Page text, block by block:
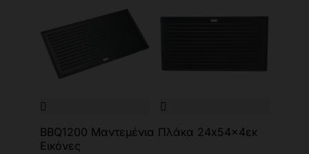


BBQ1200 Μαντεμένια Πλάκα 24x54x4εκ
Εικόνες